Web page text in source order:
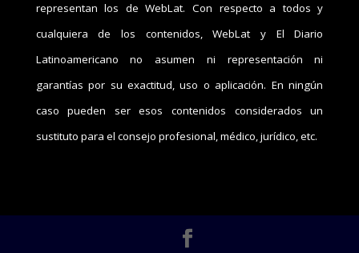
representan los de WebLat. Con respecto a todos y
cualquiera de los contenidos, WebLat y El Diario
Latinoamericano no asumen ni representación ni
garantías por su exactitud, uso o aplicación. En ningún
caso pueden ser esos contenidos considerados un
sustituto para el consejo profesional, médico, jurídico, etc.